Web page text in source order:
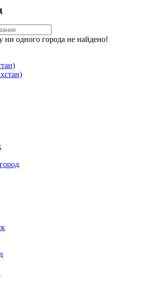
ни одного города не найдено!